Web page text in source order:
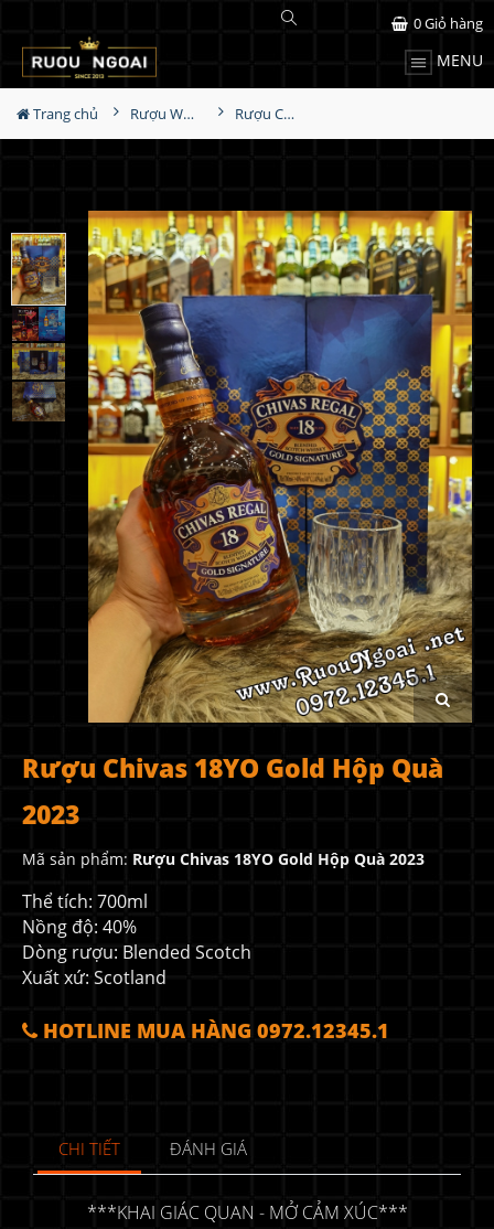
MENU
0Giỏ hàng
Trang chủ Rượu Whisky Rượu Chivas 18YO Gold Hộp Quà 2023
Rượu Chivas 18YO Gold Hộp Quà
2023
Mã sản phẩm: Rượu Chivas 18YO Gold Hộp Quà 2023
Thể tích: 700ml
Nồng độ: 40%
Dòng rượu: Blended Scotch
Xuất xứ: Scotland
HOTLINE MUA HÀNG 0972.12345.1
CHI TIẾT ĐÁNH GIÁ
***KHAI GIÁC QUAN - MỞ CẢM XÚC***